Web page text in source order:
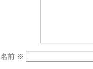
名前 ※